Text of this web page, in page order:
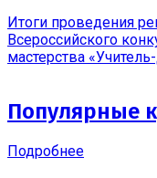
Итоги проведения
Всероссийского
мастерства
Популярные
Подробнее